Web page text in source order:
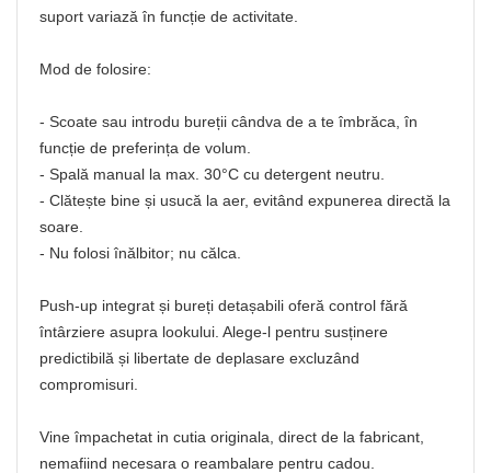
suport variază în funcție de activitate.
Mod de folosire:
- Scoate sau introdu bureții cândva de a te îmbrăca, în
funcție de preferința de volum.
- Spală manual la max. 30°C cu detergent neutru.
- Clătește bine și usucă la aer, evitând expunerea directă la
soare.
- Nu folosi înălbitor; nu călca.
Push-up integrat și bureți detașabili oferă control fără
întârziere asupra lookului. Alege-l pentru susținere
predictibilă și libertate de deplasare excluzând
compromisuri.
Vine împachetat in cutia originala, direct de la fabricant,
nemafiind necesara o reambalare pentru cadou.